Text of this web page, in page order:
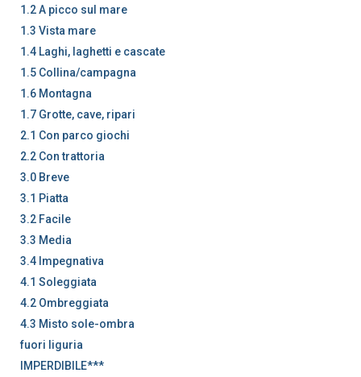
1.2 A picco sul mare
1.3 Vista mare
1.4 Laghi, laghetti e cascate
1.5 Collina/campagna
1.6 Montagna
1.7 Grotte, cave, ripari
2.1 Con parco giochi
2.2 Con trattoria
3.0 Breve
3.1 Piatta
3.2 Facile
3.3 Media
3.4 Impegnativa
4.1 Soleggiata
4.2 Ombreggiata
4.3 Misto sole-ombra
fuori liguria
IMPERDIBILE***